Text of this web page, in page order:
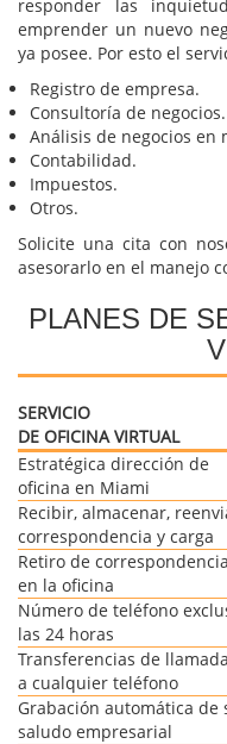
responder las
emprender un nuevo
ya posee. Por esto el
Registro de empresa.
Consultoría de negocios.
Análisis de negocios en
Contabilidad.
Impuestos.
Otros.
Solicite una cita con
asesorarlo en el manejo
PLANES DE
SERVICIO
DE OFICINA VIRTUAL
Estratégica dirección de
oficina en Miami
Recibir, almacenar,
correspondencia y carga
Retiro de correspondencia
en la oficina
Número de teléfono
las 24 horas
Transferencias de
a cualquier teléfono
Grabación automática de
saludo empresarial